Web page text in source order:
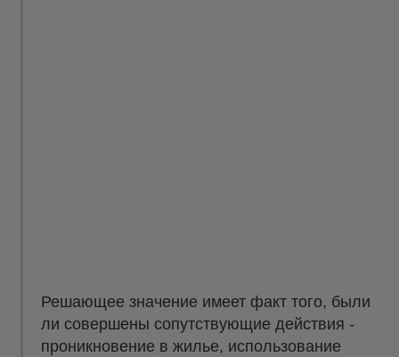
Решающее значение имеет факт того, были
ли совершены сопутствующие действия -
проникновение в жилье, использование